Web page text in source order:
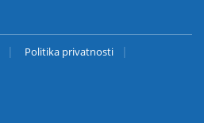
Politika privatnosti